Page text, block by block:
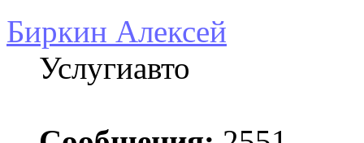
Биркин Алексей
Услугиавто